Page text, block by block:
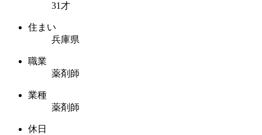
31才
住まい
兵庫県
職業
薬剤師
業種
薬剤師
休日